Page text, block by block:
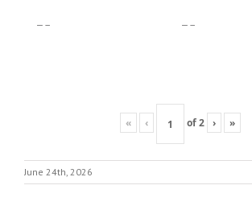
« ‹ of2 › »
June 24th, 2026